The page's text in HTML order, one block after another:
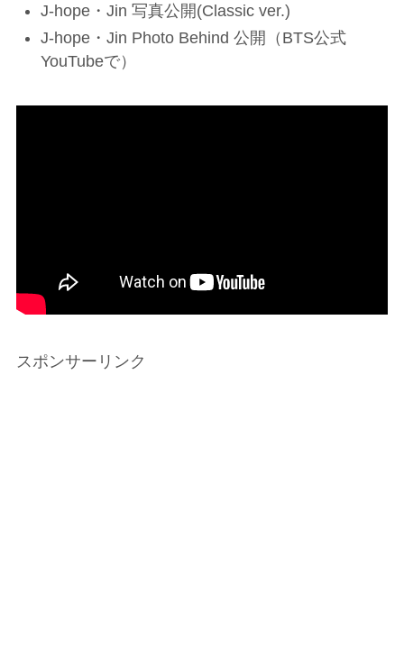
J-hope・Jin 写真公開(Classic ver.)
J-hope・Jin Photo Behind 公開（BTS公式
YouTubeで）
スポンサーリンク